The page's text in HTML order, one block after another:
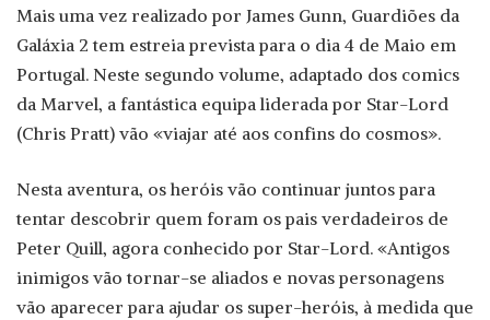
Mais uma vez realizado por James Gunn, Guardiões da
Galáxia 2 tem estreia prevista para o dia 4 de Maio em
Portugal. Neste segundo volume, adaptado dos comics
da Marvel, a fantástica equipa liderada por Star-Lord
(Chris Pratt) vão «viajar até aos confins do cosmos».
Nesta aventura, os heróis vão continuar juntos para
tentar descobrir quem foram os pais verdadeiros de
Peter Quill, agora conhecido por Star-Lord. «Antigos
inimigos vão tornar-se aliados e novas personagens
vão aparecer para ajudar os super-heróis, à medida que